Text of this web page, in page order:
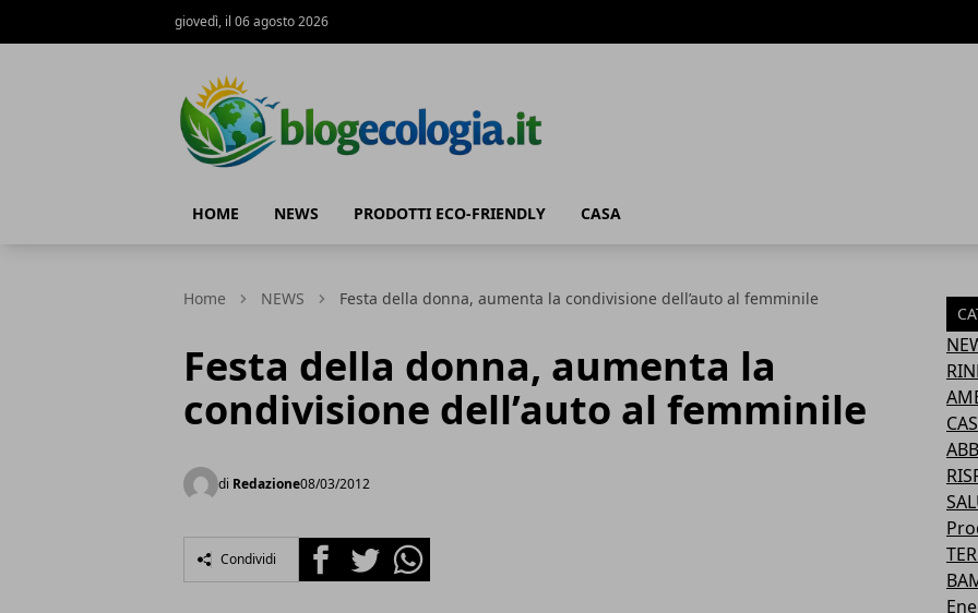
giovedì, il 06 agosto 2026
HOME NEWS PRODOTTI ECO-FRIENDLY CASA
Home NEWS Festa della donna, aumenta la condivisione dell’auto al femminile
Festa della donna, aumenta la
condivisione dell’auto al femminile
di Redazione08/03/2012
Condividi FacebookTwitterWhatsapp